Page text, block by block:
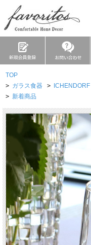
TOP
> ガラス食器 >
> 新着商品